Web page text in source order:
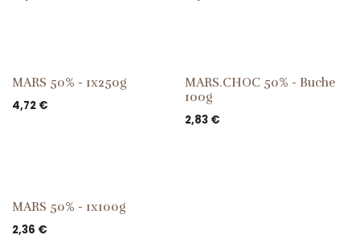
MARS 50% - 1x250g
4,72 €
MARS.CHOC 50% - Buche
100g
2,83€
MARS 50% - 1x100g
2,36 €